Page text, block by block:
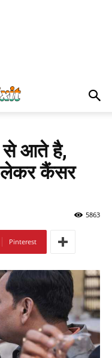
से आते है,
लेकर कैंसर
5863
Pinterest